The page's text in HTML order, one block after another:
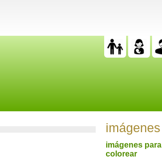
imágenes
imágenes para
colorear